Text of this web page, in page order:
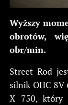
Wyższy
obrotów,
obr/min.
Street Rod
silnik OHC 8V
X 750, który